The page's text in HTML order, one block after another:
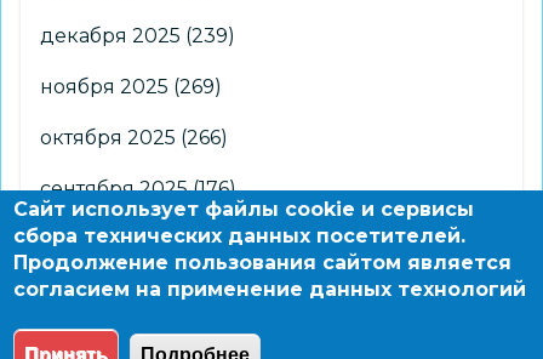
декабря 2025 (239)
ноября 2025 (269)
октября 2025 (266)
сентября 2025(176)
августа 2025(2)
образовательный сайт по заказу департамента
Сайт использует файлы cookie и сервисы
сбора технических данных посетителей.
Продолжение пользования сайтом является
согласием на применение данных технологий
Принять Подробнее